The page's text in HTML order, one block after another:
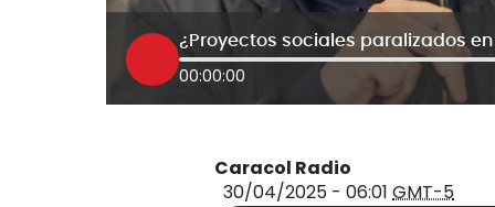
00:00:00
Caracol Radio
30/04/2025 - 06:01 GMT-5